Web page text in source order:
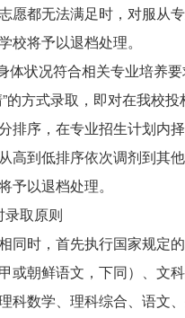
愿都无法满足时，对服从
将予以退档处理。
体状况符合相关专业培养
的方式录取，即对在我校
排序，在专业招生计划内
高到低排序依次调剂到其
以退档处理。
录取原则
同时，首先执行国家规定
或朝鲜语文，下同）、文
科数学、理科综合、语文